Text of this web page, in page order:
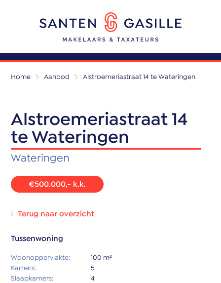
Home Aanbod Alstroemeriastraat 14 te Wateringen
Alstroemeriastraat 14
te Wateringen
Wateringen
€500.000,- k.k.
Terug naar overzicht
Tussenwoning
Woonoppervlakte:
100 m²
Kamers:
5
Slaapkamers:
4